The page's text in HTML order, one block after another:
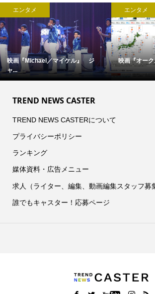
エンタメ
映画『オークストリートの異変』×...
エンタ
完全撮
TREND NEWS CASTER
TREND NEWS CASTERについて
プライバシーポリシー
ランキング
媒体資料・広告メニュー
求人（ライター、編集、動画編集スタッフ募
誰でもキャスター！応募ページ